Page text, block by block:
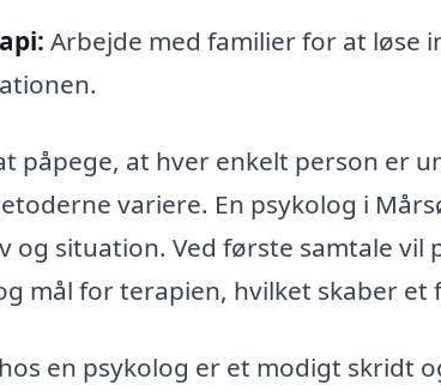
Arbejde med familier for at løse
påpege, at hver enkelt person er
variere. En psykolog i
og situation. Ved første samtale
mål for terapien, hvilket skaber
en psykolog er et modigt skridt